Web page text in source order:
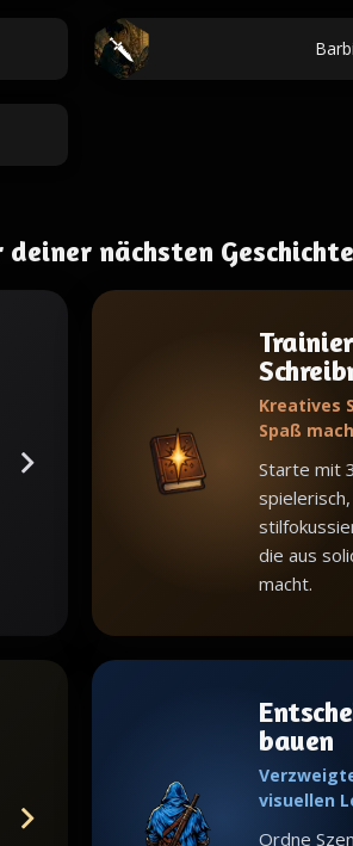
nächsten Geschichte
Kreatives
Spaß
Starte mit
die aus
macht.
bauen
visuellen
Ordne